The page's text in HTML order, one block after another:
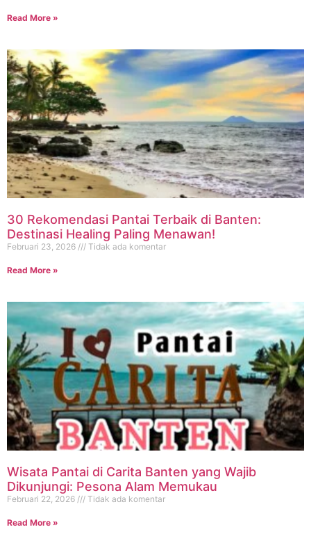
Read More »
30 Rekomendasi Pantai Terbaik di Banten:
Destinasi Healing Paling Menawan!
Februari 23, 2026 Tidak ada komentar
Read More »
Wisata Pantai di Carita Banten yang Wajib
Dikunjungi: Pesona Alam Memukau
Februari 22, 2026 Tidak ada komentar
Read More »